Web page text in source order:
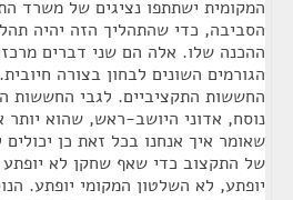
המקומית ישתתפו נציגים של משרד
הסביבה, כדי שהתהליך הזה יהיה
ההכנה שלו. אלה הם שני דברים
הגורמים השונים לבחון בצורה
החששות התקציביים. לגבי החששות
נוסח, אדוני היושב-ראש, שהוא
שאומר איך אנחנו בכל זאת כן
של התקצוב כדי שאף שחקן לא
יופתע, לא השלטון המקומי יופתע.